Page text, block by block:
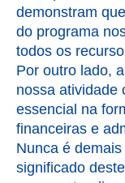
demonstram
do programa
todos os
Por outro lado,
nossa atividade
essencial na
financeiras e
Nunca é
significado